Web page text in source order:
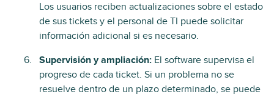
Los usuarios reciben actualizaciones sobre el estado
de sus tickets y el personal de TI puede solicitar
información adicional si es necesario.
Supervisión y ampliación: El software supervisa el
progreso de cada ticket. Si un problema no se
resuelve dentro de un plazo determinado, se puede